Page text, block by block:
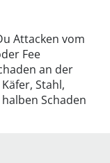
Attacken vom
Fee
an der
Stahl,
Schaden